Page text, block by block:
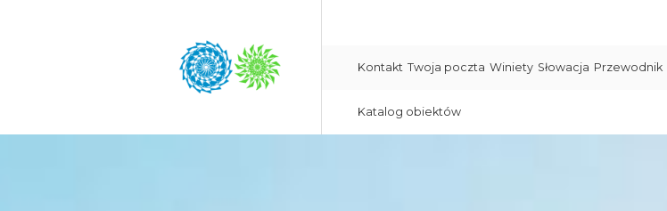
Kontakt Twoja poczta Winiety Słowacja Przewodnik
Katalog obiektów